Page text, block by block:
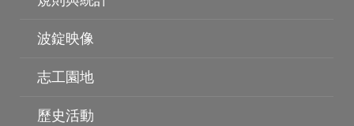
波錠映像
志工園地
歷史活動